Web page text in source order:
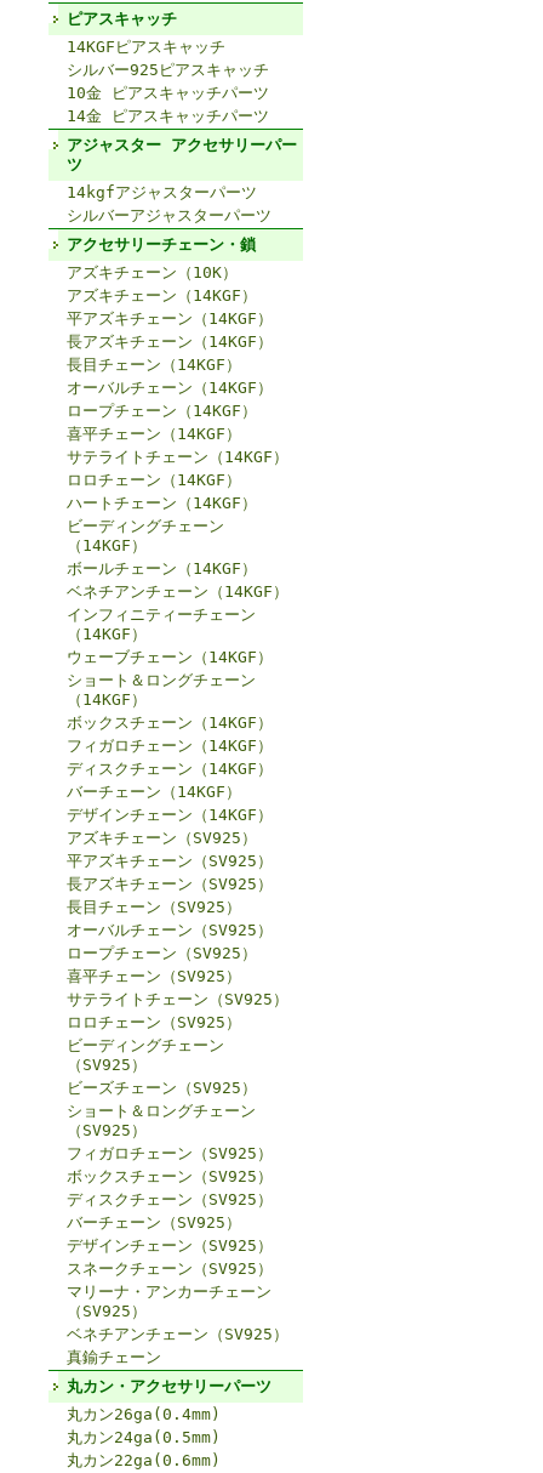
ピアスキャッチ
14KGFピアスキャッチ
シルバー925ピアスキャッチ
10金 ピアスキャッチパーツ
14金 ピアスキャッチパーツ
アジャスター アクセサリーパー
ツ
14kgfアジャスターパーツ
シルバーアジャスターパーツ
アクセサリーチェーン・鎖
アズキチェーン（10K）
アズキチェーン（14KGF）
平アズキチェーン（14KGF）
長アズキチェーン（14KGF）
長目チェーン（14KGF）
オーバルチェーン（14KGF）
ロープチェーン（14KGF）
喜平チェーン（14KGF）
サテライトチェーン（14KGF）
ロロチェーン（14KGF）
ハートチェーン（14KGF）
ビーディングチェーン
（14KGF）
ボールチェーン（14KGF）
ベネチアンチェーン（14KGF）
インフィニティーチェーン
（14KGF）
ウェーブチェーン（14KGF）
ショート＆ロングチェーン
（14KGF）
ボックスチェーン（14KGF）
フィガロチェーン（14KGF）
ディスクチェーン（14KGF）
バーチェーン（14KGF）
デザインチェーン（14KGF）
アズキチェーン（SV925）
平アズキチェーン（SV925）
長アズキチェーン（SV925）
長目チェーン（SV925）
オーバルチェーン（SV925）
ロープチェーン（SV925）
喜平チェーン（SV925）
サテライトチェーン（SV925）
ロロチェーン（SV925）
ビーディングチェーン
（SV925）
ビーズチェーン（SV925）
ショート＆ロングチェーン
（SV925）
フィガロチェーン（SV925）
ボックスチェーン（SV925）
ディスクチェーン（SV925）
バーチェーン（SV925）
デザインチェーン（SV925）
スネークチェーン（SV925）
マリーナ・アンカーチェーン
（SV925）
ベネチアンチェーン（SV925）
真鍮チェーン
丸カン・アクセサリーパーツ
丸カン26ga(0.4mm)
丸カン24ga(0.5mm)
丸カン22ga(0.6mm)